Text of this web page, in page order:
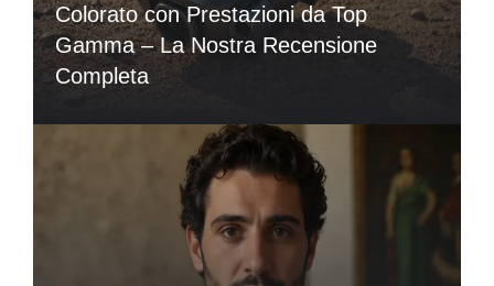
Colorato con Prestazioni da Top
Gamma – La Nostra Recensione
Completa